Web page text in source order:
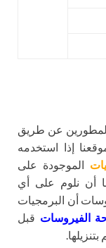
عن طريق
إذا استخدمه
الموجودة على
أن نلوم على أي
أن البرمجيات
الفيروسات قبل